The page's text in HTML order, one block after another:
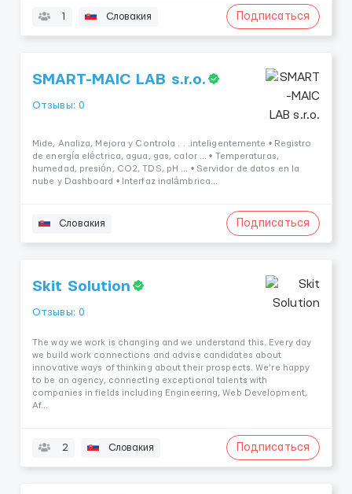
1 Словакия Подписаться
SMART-MAIC LAB s.r.o.
Отзывы: 0
Mide, Analiza, Mejora y Controla . . .inteligentemente • Registro
de energía eléctrica, agua, gas, calor ... • Temperaturas,
humedad, presión, CO2, TDS, pH ... • Servidor de datos en la
nube y Dashboard • Interfaz inalámbrica...
Словакия Подписаться
Skit Solution
Отзывы: 0
The way we work is changing and we understand this. Every day
we build work connections and advise candidates about
innovative ways of thinking about their prospects. We’re happy
to be an agency, connecting exceptional talents with
companies in fields including Engineering, Web Development,
Af...
2 Словакия Подписаться